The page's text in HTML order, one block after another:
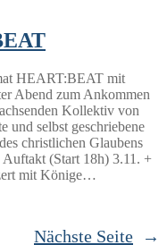
HEART:BEAT mit
Abend zum Ankommen
Kollektiv von
und selbst geschriebene
christlichen Glaubens
(Start 18h) 3.11. +
mit Könige…
Nächste Seite →